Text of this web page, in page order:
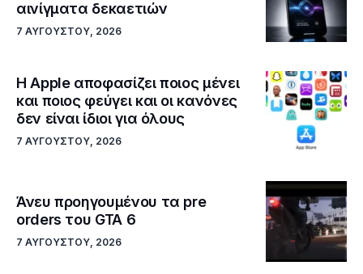
αινίγματα δεκαετιών
7 ΑΥΓΟΎΣΤΟΥ, 2026
Η Apple αποφασίζει ποιος μένει
και ποιος φεύγει και οι κανόνες
δεν είναι ίδιοι για όλους
7 ΑΥΓΟΎΣΤΟΥ, 2026
Άνευ προηγουμένου τα pre
orders του GTA 6
7 ΑΥΓΟΎΣΤΟΥ, 2026